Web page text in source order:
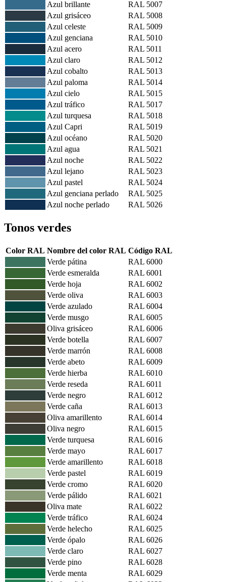
Azul brillante
RAL 5007
Azul grisáceo
RAL 5008
Azul celeste
RAL 5009
Azul genciana
RAL 5010
Azul acero
RAL 5011
Azul claro
RAL 5012
Azul cobalto
RAL 5013
Azul paloma
RAL 5014
Azul cielo
RAL 5015
Azul tráfico
RAL 5017
Azul turquesa
RAL 5018
Azul Capri
RAL 5019
Azul océano
RAL 5020
Azul agua
RAL 5021
Azul noche
RAL 5022
Azul lejano
RAL 5023
Azul pastel
RAL 5024
Azul genciana perlado
RAL 5025
Azul noche perlado
RAL 5026
Tonos verdes
Color RAL Nombre del color RAL Código RAL
Verde pátina
RAL 6000
Verde esmeralda
RAL 6001
Verde hoja
RAL 6002
Verde oliva
RAL 6003
Verde azulado
RAL 6004
Verde musgo
RAL 6005
Oliva grisáceo
RAL 6006
Verde botella
RAL 6007
Verde marrón
RAL 6008
Verde abeto
RAL 6009
Verde hierba
RAL 6010
Verde reseda
RAL 6011
Verde negro
RAL 6012
Verde caña
RAL 6013
Oliva amarillento
RAL 6014
Oliva negro
RAL 6015
Verde turquesa
RAL 6016
Verde mayo
RAL 6017
Verde amarillento
RAL 6018
Verde pastel
RAL 6019
Verde cromo
RAL 6020
Verde pálido
RAL 6021
Oliva mate
RAL 6022
Verde tráfico
RAL 6024
Verde helecho
RAL 6025
Verde ópalo
RAL 6026
Verde claro
RAL 6027
Verde pino
RAL 6028
Verde menta
RAL 6029